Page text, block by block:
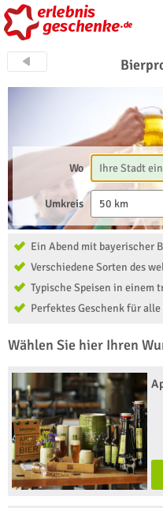
Wo
Umkreis 50 km
Ein Abend mit bayerischer
Verschiedene Sorten des
Typische Speisen in einem
Perfektes Geschenk für
Wählen Sie hier Ihren